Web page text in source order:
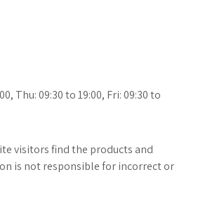
Thu: 09:30 to 19:00, Fri: 09:30 to
visitors find the products and
is not responsible for incorrect or